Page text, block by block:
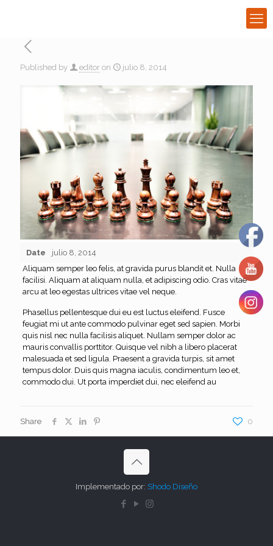
Published by editor on julio 8, 2014
Date
julio 8, 2014
Aliquam semper leo felis, at gravida purus blandit et. Nulla
facilisi. Aliquam at aliquam nulla, et adipiscing odio. Cras vitae
arcu at leo egestas ultrices vitae vel neque.
Phasellus pellentesque dui eu est luctus eleifend. Fusce
feugiat mi ut ante commodo pulvinar eget sed sapien. Morbi
quis nisl nec nulla facilisis aliquet. Nullam semper dolor ac
mauris convallis porttitor. Quisque vel nibh a libero placerat
malesuada et sed ligula. Praesent a gravida turpis, sit amet
tempus dolor. Duis quis magna iaculis, condimentum leo et,
commodo dui. Ut porta imperdiet dui, nec eleifend au
Share 0
Implementado por: Shodo Diseño